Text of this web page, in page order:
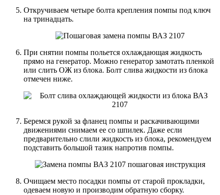
Откручиваем четыре болта крепления помпы под ключ
на тринадцать.
При снятии помпы польется охлаждающая жидкость
прямо на генератор. Можно генератор замотать пленкой
или слить ОЖ из блока. Болт слива жидкости из блока
отмечен ниже.
Беремся рукой за фланец помпы и раскачивающими
движениями снимаем ее со шпилек. Даже если
предварительно слили жидкость из блока, рекомендуем
подставить большой тазик напротив помпы.
Очищаем место посадки помпы от старой прокладки,
одеваем новую и производим обратную сборку.